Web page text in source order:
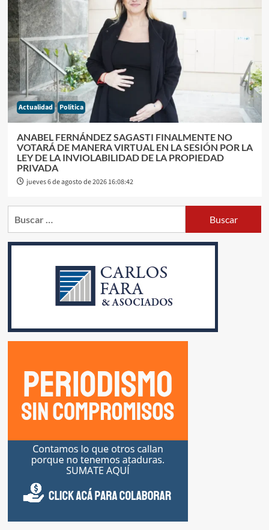
Actualidad Politica
ANABEL FERNÁNDEZ SAGASTI FINALMENTE NO
VOTARÁ DE MANERA VIRTUAL EN LA SESIÓN POR LA
LEY DE LA INVIOLABILIDAD DE LA PROPIEDAD
PRIVADA
jueves 6 de agosto de 2026 16:08:42